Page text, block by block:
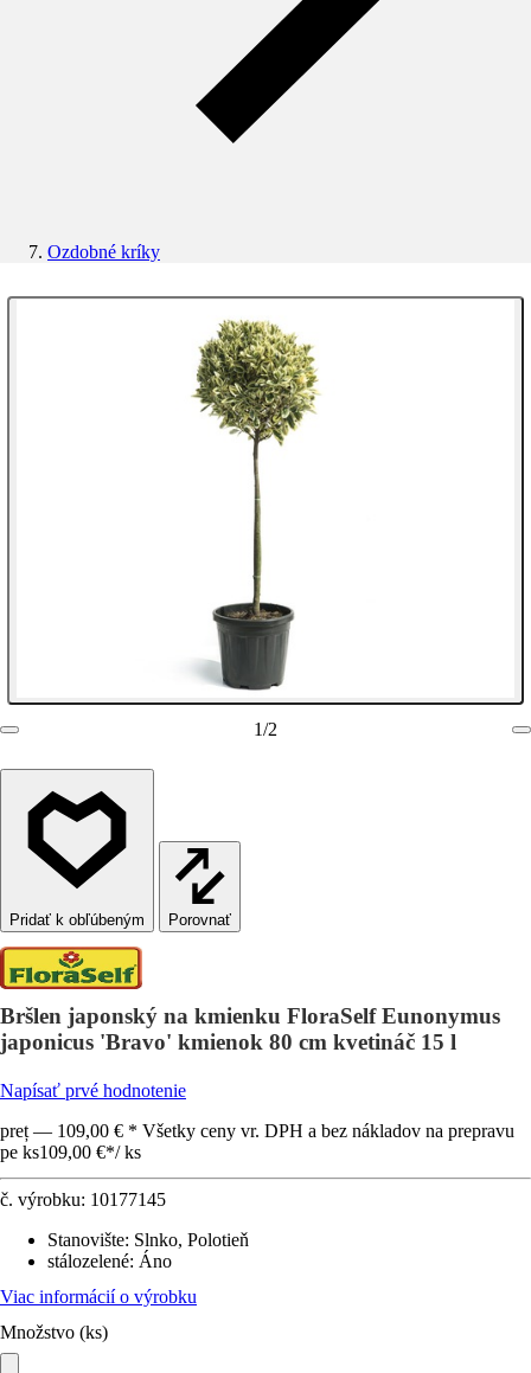
Ozdobné kríky
1/2
Porovnať
Bršlen japonský na kmienku FloraSelf Eunonymus
japonicus 'Bravo' kmienok 80 cm kvetináč 15 l
Napísať prvé hodnotenie
preț — 109,00 € * Všetky ceny vr. DPH a bez nákladov na prepravu
pe ks109,00 €*/ ks
č. výrobku: 10177145
Stanovište: Slnko, Polotieň
stálozelené: Áno
Viac informácií o výrobku
Množstvo (ks)